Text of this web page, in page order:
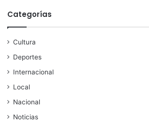
Categorías
Cultura
Deportes
Internacional
Local
Nacional
Noticias